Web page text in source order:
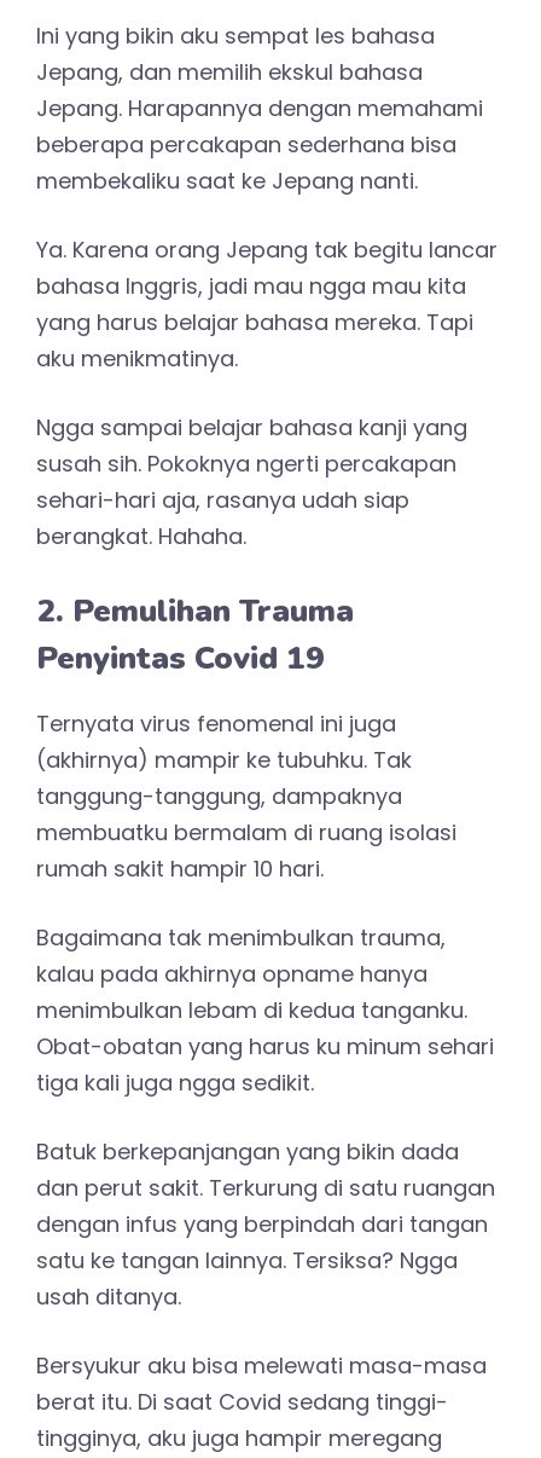
Ini yang bikin aku sempat les bahasa
Jepang, dan memilih ekskul bahasa
Jepang. Harapannya dengan memahami
beberapa percakapan sederhana bisa
membekaliku saat ke Jepang nanti.
Ya. Karena orang Jepang tak begitu lancar
bahasa Inggris, jadi mau ngga mau kita
yang harus belajar bahasa mereka. Tapi
aku menikmatinya.
Ngga sampai belajar bahasa kanji yang
susah sih. Pokoknya ngerti percakapan
sehari-hari aja, rasanya udah siap
berangkat. Hahaha.
2. Pemulihan Trauma
Penyintas Covid 19
Ternyata virus fenomenal ini juga
(akhirnya) mampir ke tubuhku. Tak
tanggung-tanggung, dampaknya
membuatku bermalam di ruang isolasi
rumah sakit hampir 10 hari.
Bagaimana tak menimbulkan trauma,
kalau pada akhirnya opname hanya
menimbulkan lebam di kedua tanganku.
Obat-obatan yang harus ku minum sehari
tiga kali juga ngga sedikit.
Batuk berkepanjangan yang bikin dada
dan perut sakit. Terkurung di satu ruangan
dengan infus yang berpindah dari tangan
satu ke tangan lainnya. Tersiksa? Ngga
usah ditanya.
Bersyukur aku bisa melewati masa-masa
berat itu. Di saat Covid sedang tinggi-
tingginya, aku juga hampir meregang